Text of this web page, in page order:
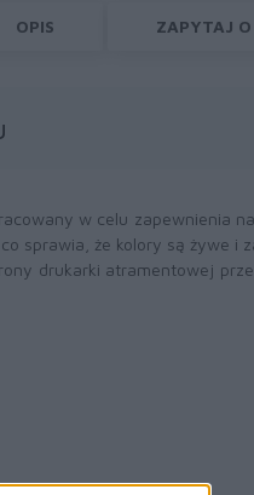
OPIS ZAPYTAJ
w celu zapewnienia
sprawia, że kolory są żywe i
drukarki atramentowej